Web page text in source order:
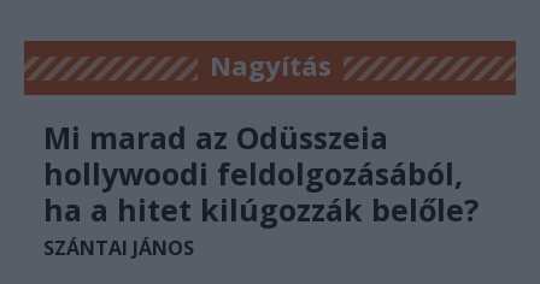
Nagyítás
Mi marad az Odüsszeia
hollywoodi feldolgozásából,
ha a hitet kilúgozzák belőle?
SZÁNTAI JÁNOS